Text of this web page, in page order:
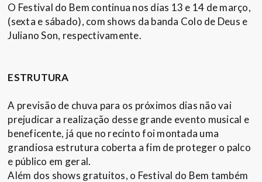
O Festival do Bem continua nos dias 13 e 14 de março,
(sexta e sábado), com shows da banda Colo de Deus e
Juliano Son, respectivamente.
ESTRUTURA
A previsão de chuva para os próximos dias não vai
prejudicar a realização desse grande evento musical e
beneficente, já que no recinto foi montada uma
grandiosa estrutura coberta a fim de proteger o palco
e público em geral.
Além dos shows gratuitos, o Festival do Bem também